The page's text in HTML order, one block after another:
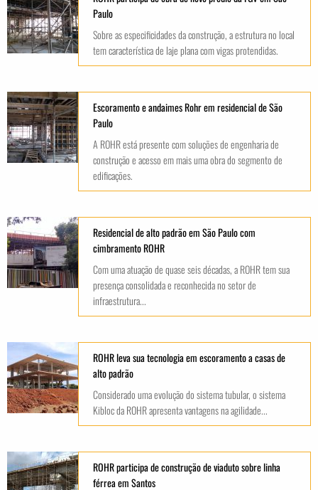
Paulo
Sobre as especificidades da construção, a estrutura no local
tem característica de laje plana com vigas protendidas.
Escoramento e andaimes Rohr em residencial de São
Paulo
A ROHR está presente com soluções de engenharia de
construção e acesso em mais uma obra do segmento de
edificações.
Residencial de alto padrão em São Paulo com
cimbramento ROHR
Com uma atuação de quase seis décadas, a ROHR tem sua
presença consolidada e reconhecida no setor de
infraestrutura...
ROHR leva sua tecnologia em escoramento a casas de
alto padrão
Considerado uma evolução do sistema tubular, o sistema
Kibloc da ROHR apresenta vantagens na agilidade...
ROHR participa de construção de viaduto sobre linha
férrea em Santos